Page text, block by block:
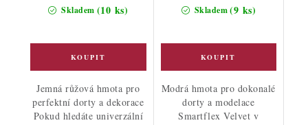
Skladem (10 ks)
Jemná růžová hmota pro
perfektní dorty a dekorace
Pokud hledáte univerzální
Skladem(9 ks)
Modrá hmota pro dokonalé
dorty a modelace
Smartflex Velvet v